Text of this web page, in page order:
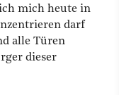
mich heute in
darf
alle Türen
dieser